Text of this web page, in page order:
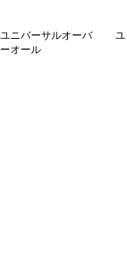
ユニバーサルオーバ
ーオール